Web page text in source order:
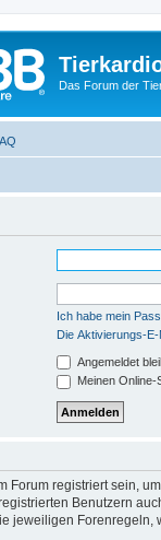
Das Forum der
Ich habe mein
Die Aktivierungs-
Angemeldet
Meinen
Forum registriert sein,
Benutzern
jeweiligen Forenregeln,